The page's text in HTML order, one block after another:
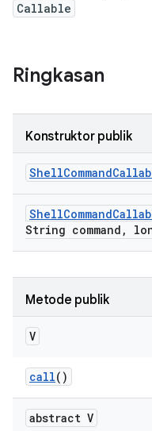
Callable
Ringkasan
Konstruktor publik
ShellCommand
ShellCommand
String command ,
Metode publik
V
call()
abstract V